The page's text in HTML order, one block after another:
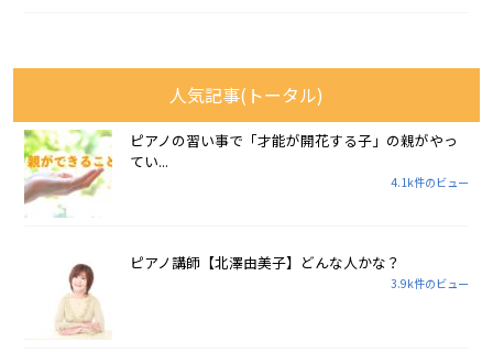
人気記事(トータル)
ピアノの習い事で「才能が開花する子」の親がやっ
てい...
4.1k件のビュー
ピアノ講師【北澤由美子】どんな人かな？
3.9k件のビュー